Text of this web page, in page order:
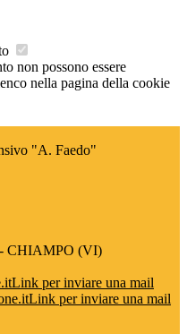
non possono essere
nella pagina della cookie
"A. Faedo"
- CHIAMPO (VI)
Link per inviare una mail
Link per inviare una mail